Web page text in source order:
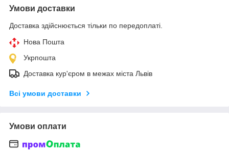
Умови доставки
Доставка здійснюється тільки по передоплаті.
Нова Пошта
Укрпошта
Доставка кур'єром в межах міста Львів
Всі умови доставки
Умови оплати